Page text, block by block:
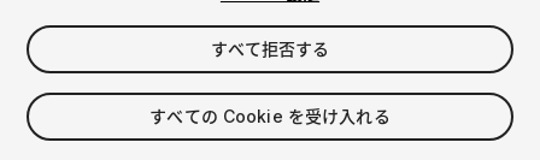
$4.99
消費税は決済時に計算されます
すべて拒否する
すべての Cookie を受け入れる